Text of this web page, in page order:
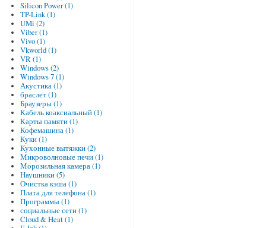
Silicon Power (1)
TP-Link (1)
UMi (2)
Viber (1)
Vivo (1)
Vkworld (1)
VR (1)
Windows (2)
Windows 7 (1)
Акустика (1)
браслет (1)
Браузеры (1)
Кабель коаксиальный (1)
Карты памяти (1)
Кофемашина (1)
Куки (1)
Кухонные вытяжки (2)
Микроволновые печи (1)
Морозильная камера (1)
Наушники (5)
Очистка кэша (1)
Плата для телефона (1)
Программы (1)
социальные сети (1)
Cloud & Heat (1)